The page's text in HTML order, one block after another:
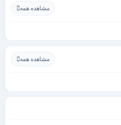
مشاهده همه
مشاهده همه